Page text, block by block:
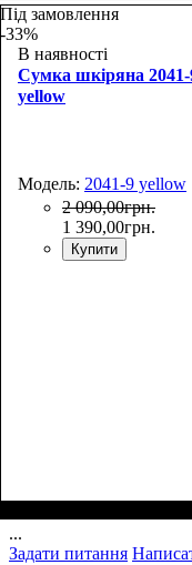
27*19*9
Під замовлення
-33%
В наявності
Сумка шкіряна 2041-
yellow
Модель: 2041-9 yellow
2 090,00грн.
1 390,00грн.
Купити
...
Задати питання